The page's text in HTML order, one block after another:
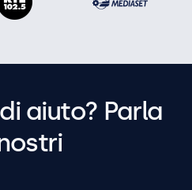
aiuto? Parla